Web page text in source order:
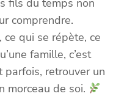
fils du temps non
comprendre.
qui se répète, ce
famille, c’est
retrouver un
morceau de soi.